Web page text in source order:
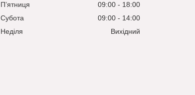
Пʼятниця
09:00
18:00
Субота
09:00
14:00
Неділя
Вихідний